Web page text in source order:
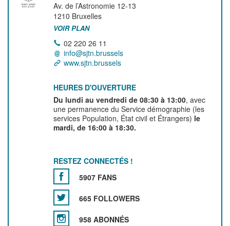
Av. de l’Astronomie 12-13
1210 Bruxelles
VOIR PLAN
02 220 26 11
info@sjtn.brussels
www.sjtn.brussels
HEURES D'OUVERTURE
Du lundi au vendredi de 08:30 à 13:00, avec
une permanence du Service démographie (les
services Population, État civil et Étrangers) le
mardi, de 16:00 à 18:30.
RESTEZ CONNECTÉS !
5907 FANS
665 FOLLOWERS
958 ABONNÉS